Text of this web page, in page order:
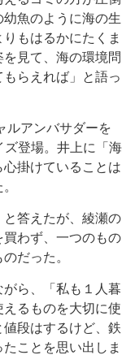
魚のように海の生
もはるかにたくま
見て、海の環境問
らえれば」と語っ
ルアンバサダーを
登場。井上に「海
掛けていることは
答えたが、綾瀬の
わず、一つのもの
だった。
ら、「私も１人暮
るものを大切に使
段はするけど、鉄
ことを思い出しま